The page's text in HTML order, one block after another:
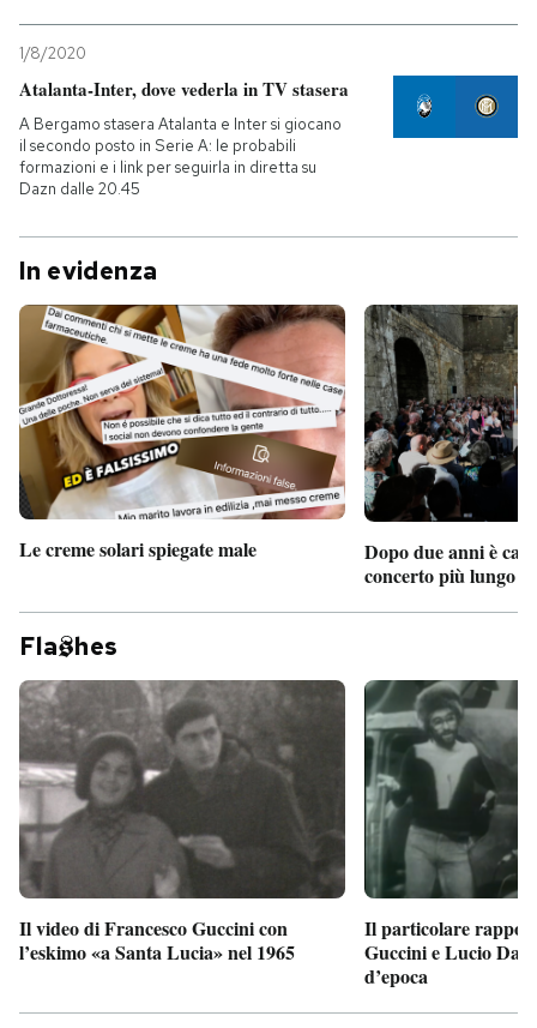
1/8/2020
Atalanta-Inter, dove vederla in TV stasera
A Bergamo stasera Atalanta e Inter si giocano
il secondo posto in Serie A: le probabili
formazioni e i link per seguirla in diretta su
Dazn dalle 20.45
In evidenza
Le creme solari spiegate male
Dopo due anni è
concerto più lungo
Fla hes
Il video di Francesco Guccini con
l’eskimo «a Santa Lucia» nel 1965
Il particolare
Guccini e Lucio
d’epoca